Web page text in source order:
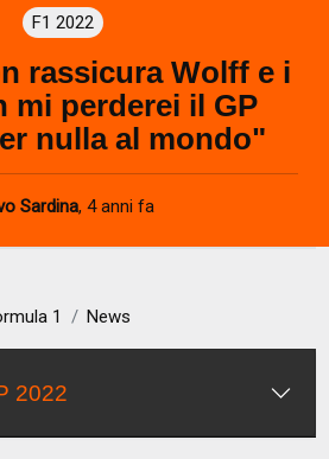
F1 2022
rassicura Wolff e i
mi perderei il GP
nulla al mondo"
Sardina, 4 anni fa
1 News
2022